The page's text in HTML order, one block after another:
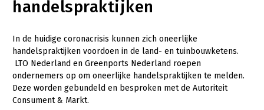
Mooi groen
Sterk ondernemerschap
Transitiepaden
Thema’s
Gezonde planten
handelspraktijken
In de huidige coronacrisis kunnen zich oneerlijke
handelspraktijken voordoen in de land- en tuinbouwketens.
LTO Nederland en Greenports Nederland roepen
ondernemers op om oneerlijke handelspraktijken te melden.
Deze worden gebundeld en besproken met de Autoriteit
Consument & Markt.